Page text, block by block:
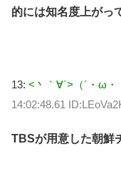
的には知名度上がっ
13: <丶｀∀´>（´・ω
14:02:48.61
TBSが用意した朝鮮